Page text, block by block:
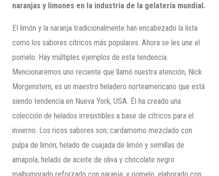
naranjas y limones en la industria de la gelatería mundial.
El limón y la naranja tradicionalmente han encabezado la lista
como los sabores cítricos más populares. Ahora se les une el
pomelo. Hay múltiples ejemplos de esta tendencia.
Mencionaremos uno reciente que llamó nuestra atención; Nick
Morgenstern, es un maestro heladero norteamericano que está
siendo tendencia en Nueva York, USA. Él ha creado una
colección de helados irresistibles a base de cítricos para el
invierno. Los ricos sabores son; cardamomo mezclado con
pulpa de limón; helado de cuajada de limón y semillas de
amapola; helado de aceite de oliva y chocolate negro